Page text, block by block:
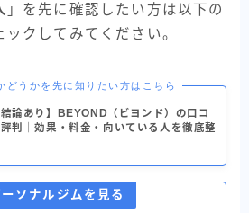
」を先に確認したい方は以下の
クしてみてください。
どうかを先に知りたい方はこちら
結論あり】BEYOND（ビヨンド）の口コ
判｜効果・料金・向いている人を徹底整
ソナルジムを見る